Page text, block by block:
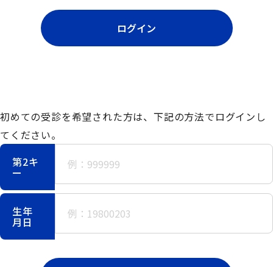
ログイン
初めての受診を希望された方は、下記の方法でログインし
てください。
第2キ
ー
生年
月日